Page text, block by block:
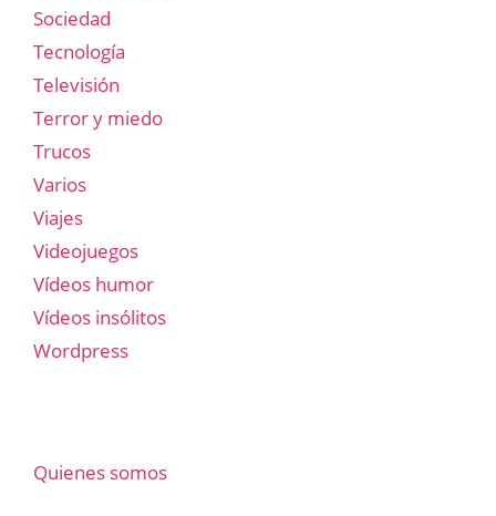
Sociedad
Tecnología
Televisión
Terror y miedo
Trucos
Varios
Viajes
Videojuegos
Vídeos humor
Vídeos insólitos
Wordpress
Quienes somos